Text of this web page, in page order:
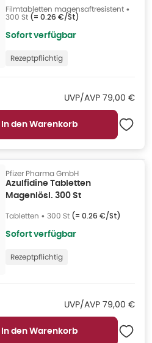
Filmtabletten magensaftresistent •
300 St (= 0.26 €/St)
Sofort verfügbar
Rezeptpflichtig
UVP/AVP UVP/AVP
79,00 €
In den Warenkorb
Pfizer Pharma GmbH
Azulfidine Tabletten
Magenlösl. 300 St
Tabletten • 300 St (= 0.26 €/St)
Sofort verfügbar
Rezeptpflichtig
UVP/AVP UVP/AVP
79,00 €
In den Warenkorb